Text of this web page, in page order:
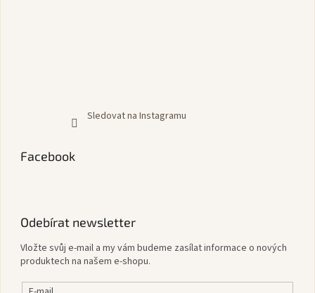
Sledovat na Instagramu
Facebook
Odebírat newsletter
Vložte svůj e-mail a my vám budeme zasílat informace o nových
produktech na našem e-shopu.